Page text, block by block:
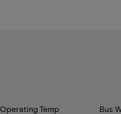
Operating Temp Bus